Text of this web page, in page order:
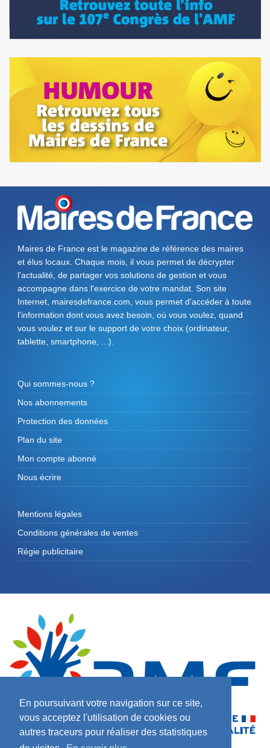
En poursuivant votre navigation sur ce site,
vous acceptez l'utilisation de cookies ou
autres traceurs pour réaliser des statistiques
Maires de France est le magazine de référence des maires
et élus locaux. Chaque mois, il vous permet de décrypter
l'actualité, de partager vos solutions de gestion et vous
accompagne dans l'exercice de votre mandat. Son site
Internet, mairesdefrance.com, vous permet d’accéder à toute
l'information dont vous avez besoin, où vous voulez, quand
vous voulez et sur le support de votre choix (ordinateur,
tablette, smartphone, ...).
Qui sommes-nous ?
Nos abonnements
Protection des données
Plan du site
Mon compte abonné
Nous écrire
Mentions légales
Conditions générales de ventes
Régie publicitaire